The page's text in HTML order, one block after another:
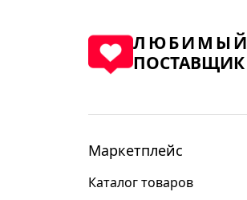
ЛЮБИМЫЙ
ПОСТАВЩИК
Маркетплейс
Каталог товаров